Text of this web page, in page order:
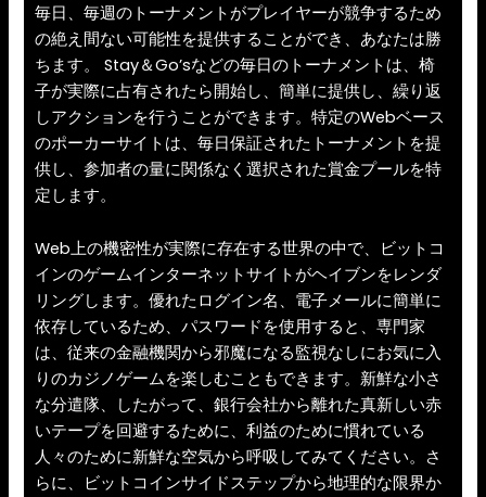
毎日、毎週のトーナメントがプレイヤーが競争するため
の絶え間ない可能性を提供することができ、あなたは勝
ちます。 Stay＆Go’sなどの毎日のトーナメントは、椅
子が実際に占有されたら開始し、簡単に提供し、繰り返
しアクションを行うことができます。特定のWebベース
のポーカーサイトは、毎日保証されたトーナメントを提
供し、参加者の量に関係なく選択された賞金プールを特
定します。
Web上の機密性が実際に存在する世界の中で、ビットコ
インのゲームインターネットサイトがヘイブンをレンダ
リングします。優れたログイン名、電子メールに簡単に
依存しているため、パスワードを使用すると、専門家
は、従来の金融機関から邪魔になる監視なしにお気に入
りのカジノゲームを楽しむこともできます。新鮮な小さ
な分遣隊、したがって、銀行会社から離れた真新しい赤
いテープを回避するために、利益のために慣れている
人々のために新鮮な空気から呼吸してみてください。さ
らに、ビットコインサイドステップから地理的な限界か